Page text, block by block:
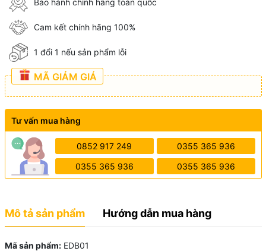
Bảo hành chính hãng toàn quốc
Cam kết chính hãng 100%
1 đổi 1 nếu sản phẩm lỗi
MÃ GIẢM GIÁ
Tư vấn mua hàng
0852 917 249 0355 365 936
0355 365 936 0355 365 936
Mô tả sản phẩm Hướng dẫn mua hàng
Mã sản phẩm:EDB01